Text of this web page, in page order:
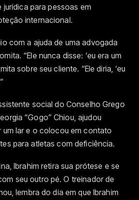
para pessoas em
internacional.
com a ajuda de uma advogada
“Ele nunca disse: ‘eu era um
sobre seu cliente. “Ele diria, ‘eu
social do Conselho Grego
“Gogo” Chiou, ajudou
um lar e o colocou em contato
para atletas com deficiência.
Ibrahim retira sua prótese e se
seu outro pé. O treinador de
lembra do dia em que Ibrahim